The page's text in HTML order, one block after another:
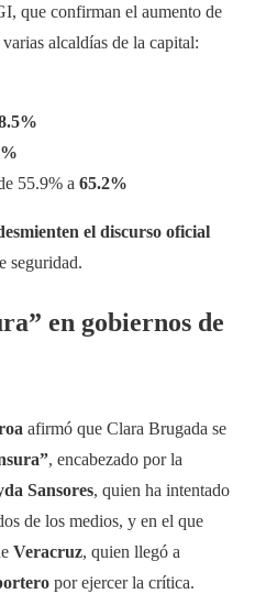
que confirman el aumento de
alcaldías de la capital:
55.9% a 65.2%
el discurso oficial
seguridad.
en gobiernos de
afirmó que Clara Brugada se
, encabezado por la
Sansores, quien ha intentado
de los medios, y en el que
Veracruz, quien llegó a
por ejercer la crítica.